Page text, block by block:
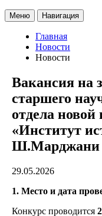
Меню Навигация
Главная
Новости
Новости
Вакансия на
старшего
отдела
«Институт
Ш.Марджани
29.05.2026
1. Место и дата
Конкурс проводится